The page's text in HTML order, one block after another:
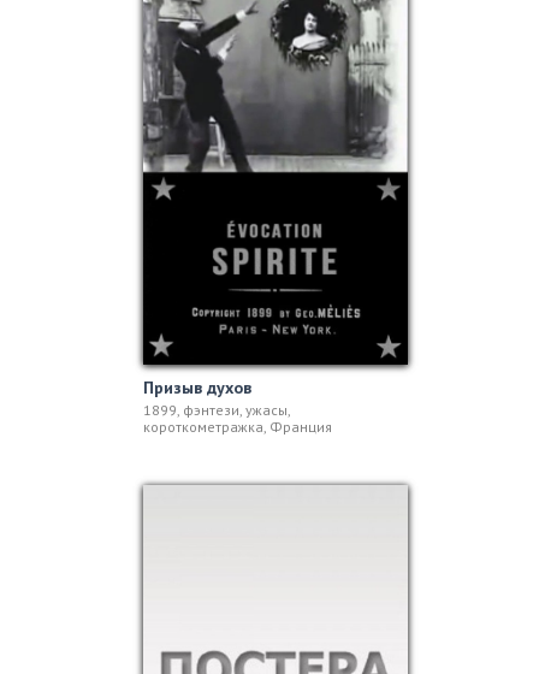
Призыв духов
1899, фэнтези, ужасы,
короткометражка, Франция